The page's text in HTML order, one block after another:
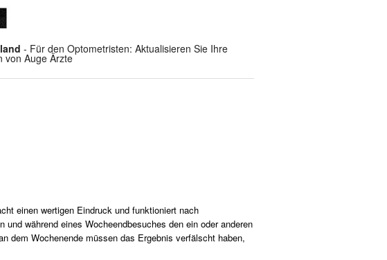
- Für den Optometristen: Aktualisieren Sie Ihre
von Auge Ärzte
einen wertigen Eindruck und funktioniert nach
während eines Wocheendbesuches den ein oder anderen
dem Wochenende müssen das Ergebnis verfälscht haben,